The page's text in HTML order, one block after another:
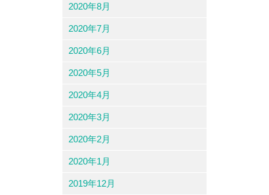
2020年8月
2020年7月
2020年6月
2020年5月
2020年4月
2020年3月
2020年2月
2020年1月
2019年12月